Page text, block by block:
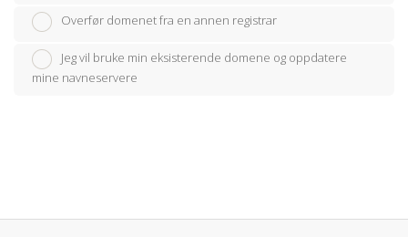
Overfør domenet fra en annen registrar
Jeg vil bruke min eksisterende domene og oppdatere
mine navneservere